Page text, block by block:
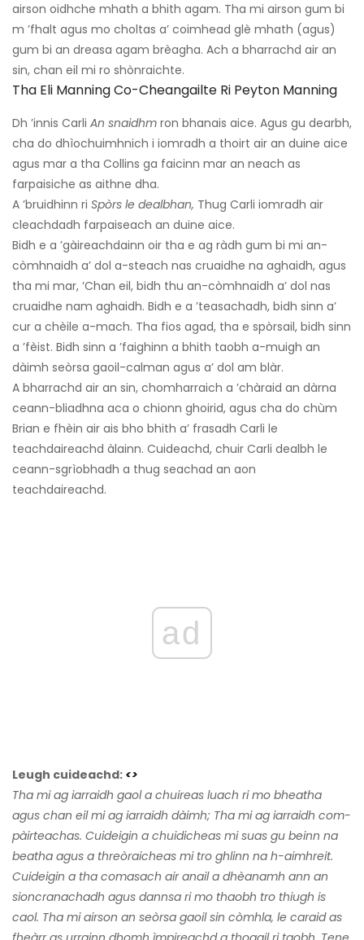
airson oidhche mhath a bhith agam. Tha mi airson gum bi
m ’fhalt agus mo choltas a’ coimhead glè mhath (agus)
gum bi an dreasa agam brèagha. Ach a bharrachd air an
sin, chan eil mi ro shònraichte.
Tha Eli Manning Co-Cheangailte Ri Peyton Manning
Dh ’innis Carli An snaidhm ron bhanais aice. Agus gu dearbh,
cha do dhìochuimhnich i iomradh a thoirt air an duine aice
agus mar a tha Collins ga faicinn mar an neach as
farpaisiche as aithne dha.
A ’bruidhinn ri Spòrs le dealbhan, Thug Carli iomradh air
cleachdadh farpaiseach an duine aice.
Bidh e a ’gàireachdainn oir tha e ag ràdh gum bi mi an-
còmhnaidh a’ dol a-steach nas cruaidhe na aghaidh, agus
tha mi mar, ‘Chan eil, bidh thu an-còmhnaidh a’ dol nas
cruaidhe nam aghaidh. Bidh e a ’teasachadh, bidh sinn a’
cur a chèile a-mach. Tha fios agad, tha e spòrsail, bidh sinn
a ’fèist. Bidh sinn a ’faighinn a bhith taobh a-muigh an
dàimh seòrsa gaoil-calman agus a’ dol am blàr.
A bharrachd air an sin, chomharraich a ’chàraid an dàrna
ceann-bliadhna aca o chionn ghoirid, agus cha do chùm
Brian e fhèin air ais bho bhith a’ frasadh Carli le
teachdaireachd àlainn. Cuideachd, chuir Carli dealbh le
ceann-sgrìobhadh a thug seachad an aon
teachdaireachd.
ad
Leugh cuideachd: <>
Tha mi ag iarraidh gaol a chuireas luach ri mo bheatha
agus chan eil mi ag iarraidh dàimh; Tha mi ag iarraidh com-
pàirteachas. Cuideigin a chuidicheas mi suas gu beinn na
beatha agus a threòraicheas mi tro ghlinn na h-aimhreit.
Cuideigin a tha comasach air anail a dhèanamh ann an
sioncranachadh agus dannsa ri mo thaobh tro thiugh is
caol. Tha mi airson an seòrsa gaoil sin còmhla, le caraid as